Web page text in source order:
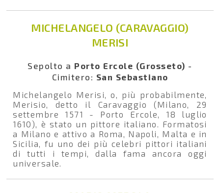
MICHELANGELO (CARAVAGGIO)
MERISI
Sepolto a Porto Ercole (Grosseto) -
Cimitero: San Sebastiano
Michelangelo Merisi, o, più probabilmente,
Merisio, detto il Caravaggio (Milano, 29
settembre 1571 - Porto Ercole, 18 luglio
1610), è stato un pittore italiano. Formatosi
a Milano e attivo a Roma, Napoli, Malta e in
Sicilia, fu uno dei più celebri pittori italiani
di tutti i tempi, dalla fama ancora oggi
universale.